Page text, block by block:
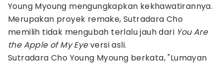
Young Myoung mengungkapkan kekhawatirannya.
Merupakan proyek remake, Sutradara Cho
memilih tidak mengubah terlalu jauh dari You Are
the Apple of My Eyeversi asli.
Sutradara Cho Young Myoung berkata, "Lumayan